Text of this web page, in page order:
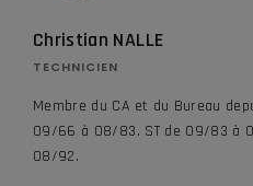
Christian NALLE
TECHNICIEN
Membre du CA et du Bureau
09/66 à 08/83. ST de 09/83 à
08/92.